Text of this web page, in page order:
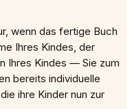
wenn das fertige Buch
Ihres Kindes, der
Ihres Kindes — Sie zum
bereits individuelle
ihre Kinder nun zur